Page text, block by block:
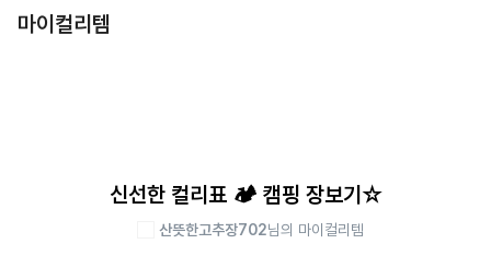
마이컬리템
신선한 컬리표 🏕 캠핑 장보기☆
산뜻한고추장702님의 마이컬리템